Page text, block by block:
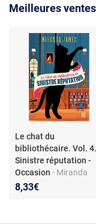
Meilleures ventes
Le chat du
bibliothécaire. Vol. 4.
Sinistre réputation -
Occasion - Miranda
James
8,33€